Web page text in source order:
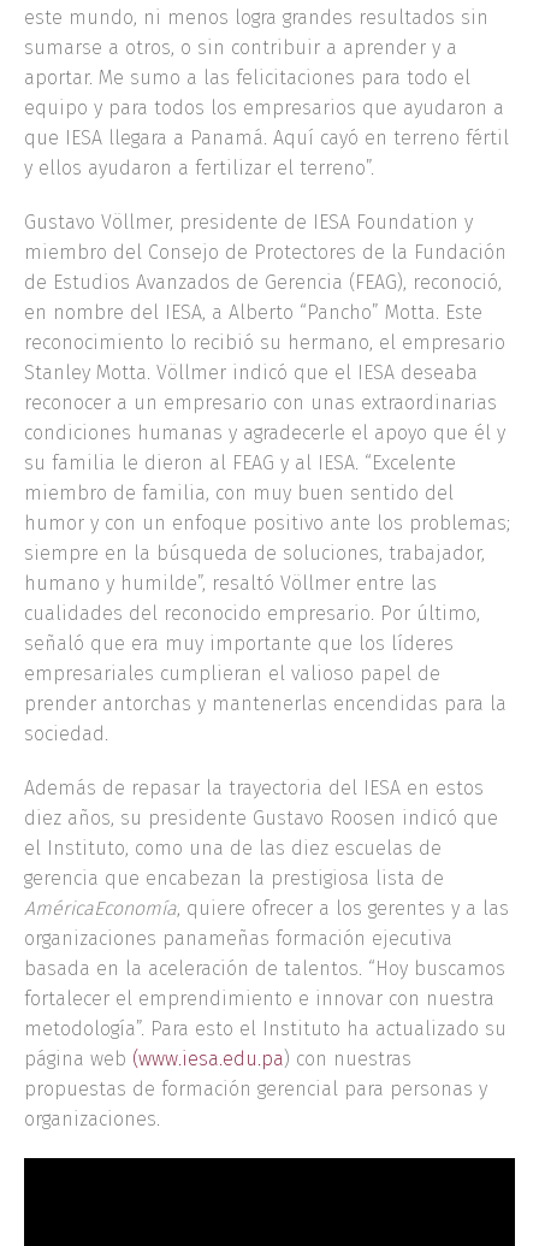
este mundo, ni menos logra grandes resultados sin
sumarse a otros, o sin contribuir a aprender y a
aportar. Me sumo a las felicitaciones para todo el
equipo y para todos los empresarios que ayudaron a
que IESA llegara a Panamá. Aquí cayó en terreno fértil
y ellos ayudaron a fertilizar el terreno”.
Gustavo Völlmer, presidente de IESA Foundation y
miembro del Consejo de Protectores de la Fundación
de Estudios Avanzados de Gerencia (FEAG), reconoció,
en nombre del IESA, a Alberto “Pancho” Motta. Este
reconocimiento lo recibió su hermano, el empresario
Stanley Motta. Völlmer indicó que el IESA deseaba
reconocer a un empresario con unas extraordinarias
condiciones humanas y agradecerle el apoyo que él y
su familia le dieron al FEAG y al IESA. “Excelente
miembro de familia, con muy buen sentido del
humor y con un enfoque positivo ante los problemas;
siempre en la búsqueda de soluciones, trabajador,
humano y humilde”, resaltó Völlmer entre las
cualidades del reconocido empresario. Por último,
señaló que era muy importante que los líderes
empresariales cumplieran el valioso papel de
prender antorchas y mantenerlas encendidas para la
sociedad.
Además de repasar la trayectoria del IESA en estos
diez años, su presidente Gustavo Roosen indicó que
el Instituto, como una de las diez escuelas de
gerencia que encabezan la prestigiosa lista de
AméricaEconomía, quiere ofrecer a los gerentes y a las
organizaciones panameñas formación ejecutiva
basada en la aceleración de talentos. “Hoy buscamos
fortalecer el emprendimiento e innovar con nuestra
metodología”. Para esto el Instituto ha actualizado su
página web (www.iesa.edu.pa) con nuestras
propuestas de formación gerencial para personas y
organizaciones.